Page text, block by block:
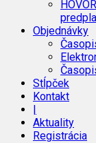
Objednávky
Stĺpček
Kontakt
|
Aktuality
Registrácia